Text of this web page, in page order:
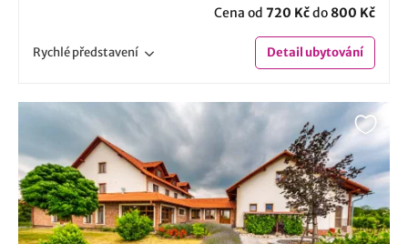
Cena od 720 Kčdo 800 Kč
Rychlépředstavení Detailubytování